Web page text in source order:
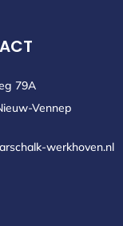
79A
Vennep
werkhoven.nl